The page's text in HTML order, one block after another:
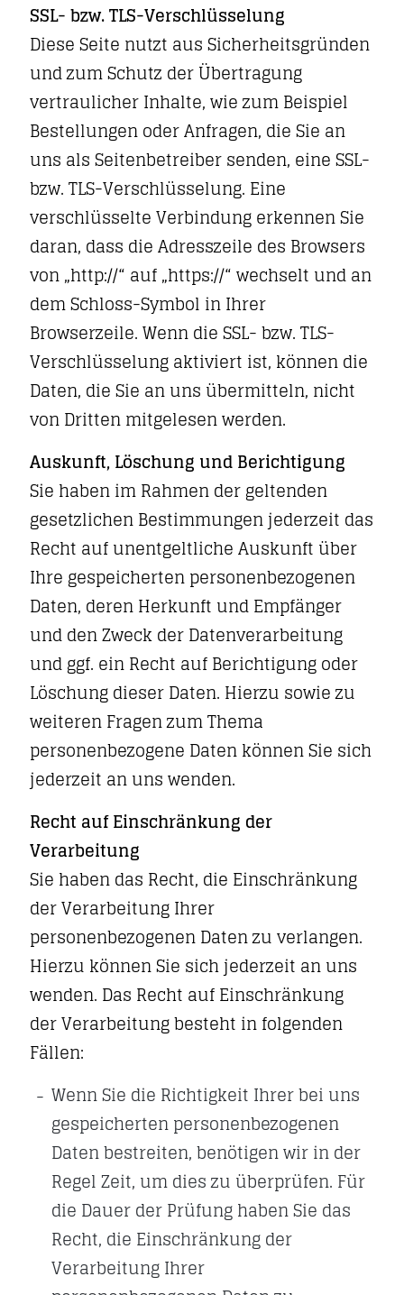
SSL- bzw. TLS-Verschlüsselung
Diese Seite nutzt aus Sicherheitsgründen
und zum Schutz der Übertragung
vertraulicher Inhalte, wie zum Beispiel
Bestellungen oder Anfragen, die Sie an
uns als Seitenbetreiber senden, eine SSL-
bzw. TLS-Verschlüsselung. Eine
verschlüsselte Verbindung erkennen Sie
daran, dass die Adresszeile des Browsers
von „http://“ auf „https://“ wechselt und an
dem Schloss-Symbol in Ihrer
Browserzeile. Wenn die SSL- bzw. TLS-
Verschlüsselung aktiviert ist, können die
Daten, die Sie an uns übermitteln, nicht
von Dritten mitgelesen werden.
Auskunft, Löschung und Berichtigung
Sie haben im Rahmen der geltenden
gesetzlichen Bestimmungen jederzeit das
Recht auf unentgeltliche Auskunft über
Ihre gespeicherten personenbezogenen
Daten, deren Herkunft und Empfänger
und den Zweck der Datenverarbeitung
und ggf. ein Recht auf Berichtigung oder
Löschung dieser Daten. Hierzu sowie zu
weiteren Fragen zum Thema
personenbezogene Daten können Sie sich
jederzeit an uns wenden.
Recht auf Einschränkung der
Verarbeitung
Sie haben das Recht, die Einschränkung
der Verarbeitung Ihrer
personenbezogenen Daten zu verlangen.
Hierzu können Sie sich jederzeit an uns
wenden. Das Recht auf Einschränkung
der Verarbeitung besteht in folgenden
Fällen:
Wenn Sie die Richtigkeit Ihrer bei uns
gespeicherten personenbezogenen
Daten bestreiten, benötigen wir in der
Regel Zeit, um dies zu überprüfen. Für
die Dauer der Prüfung haben Sie das
Recht, die Einschränkung der
Verarbeitung Ihrer